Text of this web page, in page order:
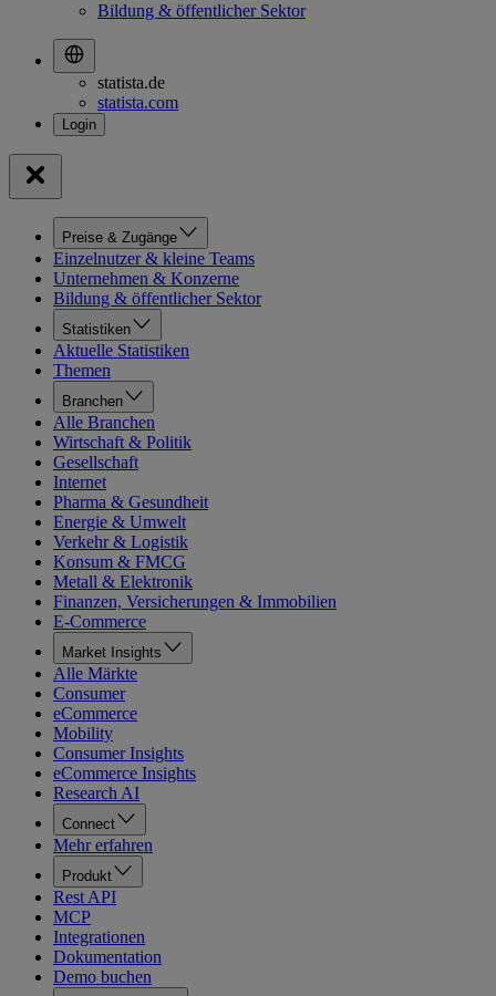
Bildung & öffentlicher Sektor
statista.de
statista.com
Preise & Zugänge
Einzelnutzer & kleine Teams
Unternehmen & Konzerne
Bildung & öffentlicher Sektor
Statistiken
Aktuelle Statistiken
Themen
Branchen
Alle Branchen
Wirtschaft & Politik
Gesellschaft
Internet
Pharma & Gesundheit
Energie & Umwelt
Verkehr & Logistik
Konsum & FMCG
Metall & Elektronik
Finanzen, Versicherungen & Immobilien
E-Commerce
Market Insights
Alle Märkte
Consumer
eCommerce
Mobility
Consumer Insights
eCommerce Insights
Research AI
Connect
Mehr erfahren
Produkt
Rest API
MCP
Integrationen
Dokumentation
Demo buchen